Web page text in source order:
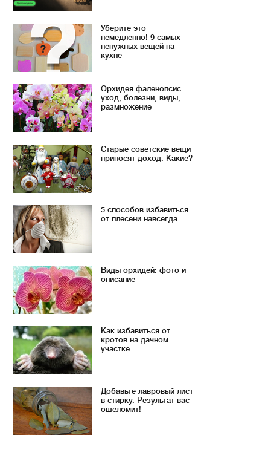
Уберите это
немедленно! 9 самых
ненужных вещей на
кухне
Орхидея фаленопсис:
уход, болезни, виды,
размножение
Старые советские вещи
приносят доход. Какие?
5 способов избавиться
от плесени навсегда
Виды орхидей: фото и
описание
Как избавиться от
кротов на дачном
участке
Добавьте лавровый лист
в стирку. Результат вас
ошеломит!